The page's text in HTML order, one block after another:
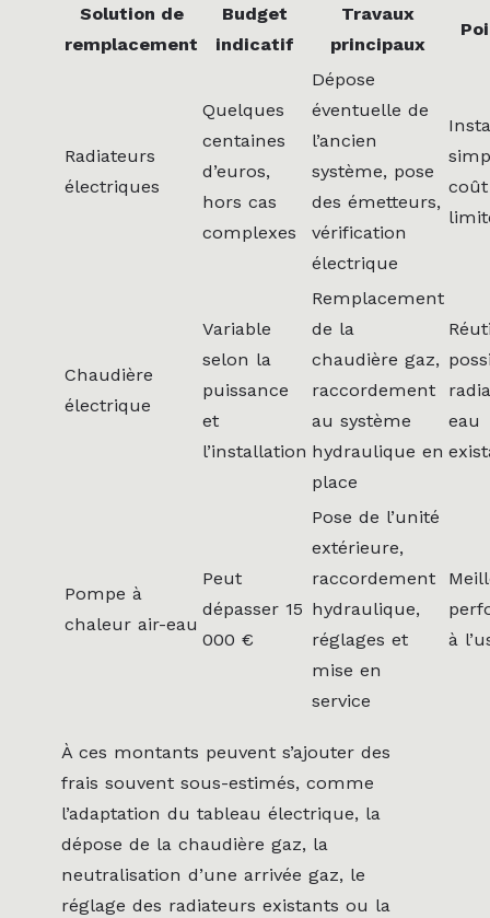
Solution de
remplacement
Budget
indicatif
Travaux
principaux
Radiateurs
électriques
Quelques
centaines
d’euros,
hors cas
complexes
Dépose
éventuelle de
l’ancien
système, pose
des émetteurs,
vérification
électrique
coût
Chaudière
électrique
Variable
selon la
puissance
et
l’installation
Remplacement
de la
chaudière gaz,
raccordement
au système
hydraulique en
place
eau
Pompe à
chaleur air-eau
Peut
dépasser 15
000 €
Pose de l’unité
extérieure,
raccordement
hydraulique,
réglages et
mise en
service
à
À ces montants peuvent s’ajouter des
frais souvent sous-estimés, comme
l’adaptation du tableau électrique, la
dépose de la chaudière gaz, la
neutralisation d’une arrivée gaz, le
réglage des radiateurs existants ou la